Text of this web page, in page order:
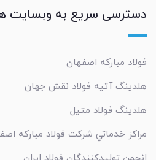
دسترسی سریع به وبسایت
فولاد مبارکه اصفهان
هلدینگ آتیه فولاد نقش جهان
هلدینگ فولاد متیل
مراکز خدماتي شرکت فولاد مبارکه